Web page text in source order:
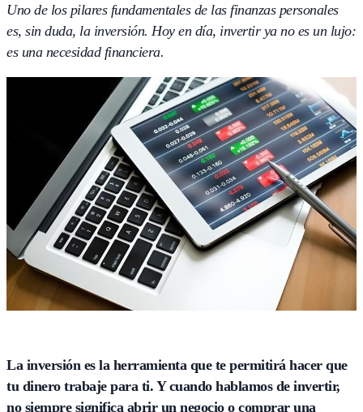
Uno de los pilares fundamentales de las finanzas personales
es, sin duda, la inversión. Hoy en día, invertir ya no es un lujo:
es una necesidad financiera.
La inversión es la herramienta que te permitirá hacer que
tu dinero trabaje para ti. Y cuando hablamos de invertir,
no siempre significa abrir un negocio o comprar una